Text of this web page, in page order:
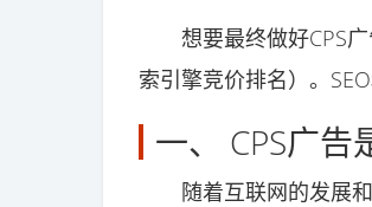
想要最终做好CPS广
索引擎竞价排名）。
一、 CPS广告
随着互联网的发展和